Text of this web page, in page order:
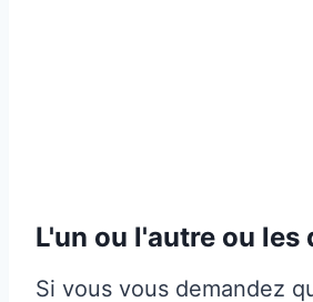
L'un ou l'autre ou les
Si vous vous demandez